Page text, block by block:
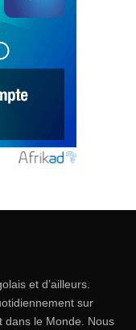
et d’ailleurs.
sur
dans le Monde. Nous